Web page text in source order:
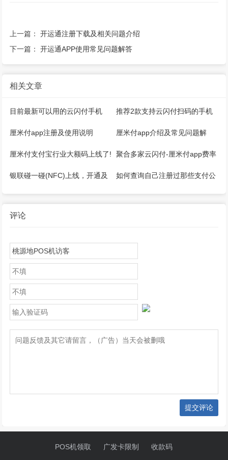
上一篇：开运通注册下载及相关问题介绍
下一篇：开运通APP使用常见问题解答
相关文章
目前最新可以用的云闪付手机
pos机推荐！
推荐2款支持云闪付扫码的手机
app（别纠结小微超了）
厘米付app注册及使用说明
厘米付app介绍及常见问题解
答！
厘米付支付宝行业大额码上线了!
（附开通教程）
聚合多家云闪付-厘米付app费率
0.38/0.58％+0秒到注册使用教
银联碰一碰(NFC)上线，开通及
如何查询自己注册过那些支付公
评论
提交评论
POS机领取 广发卡限制 收款码